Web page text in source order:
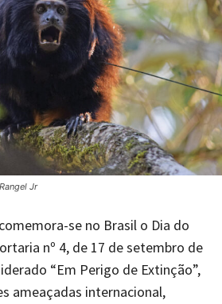
Jr
se no Brasil o Dia do
nº 4, de 17 de setembro de
“Em Perigo de Extinção”,
ameaçadas internacional,